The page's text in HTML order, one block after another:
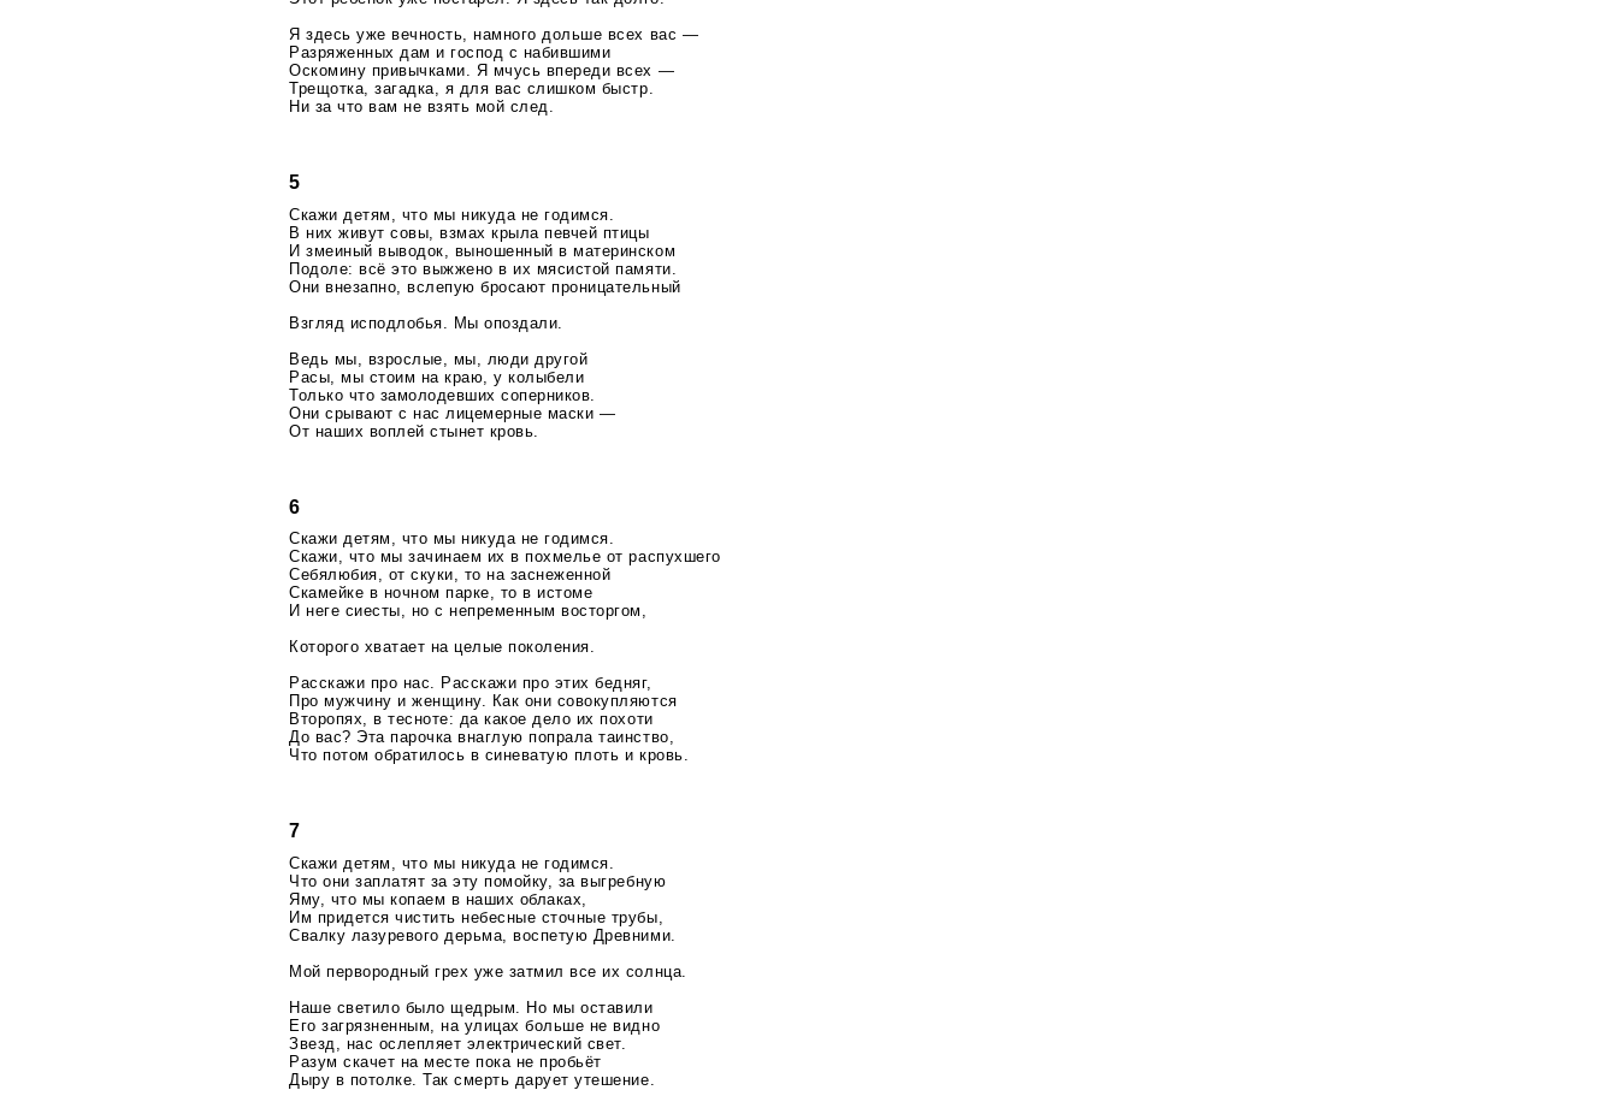
Я здесь уже вечность, намного дольше всех вас —
Разряженных дам и господ с набившими
Оскомину привычками. Я мчусь впереди всех —
Трещотка, загадка, я для вас слишком быстр.
Ни за что вам не взять мой след.
5
Скажи детям, что мы никуда не годимся.
В них живут совы, взмах крыла певчей птицы
И змеиный выводок, выношенный в материнском
Подоле: всё это выжжено в их мясистой памяти.
Они внезапно, вслепую бросают проницательный
Взгляд исподлобья. Мы опоздали.
Ведь мы, взрослые, мы, люди другой
Расы, мы стоим на краю, у колыбели
Только что замолодевших соперников.
Они срывают с нас лицемерные маски —
От наших воплей стынет кровь.
6
Скажи детям, что мы никуда не годимся.
Скажи, что мы зачинаем их в похмелье от распухшего
Себялюбия, от скуки, то на заснеженной
Скамейке в ночном парке, то в истоме
И неге сиесты, но с непременным восторгом,
Которого хватает на целые поколения.
Расскажи про нас. Расскажи про этих бедняг,
Про мужчину и женщину. Как они совокупляются
Второпях, в тесноте: да какое дело их похоти
До вас? Эта парочка внаглую попрала таинство,
Что потом обратилось в синеватую плоть и кровь.
7
Скажи детям, что мы никуда не годимся.
Что они заплатят за эту помойку, за выгребную
Яму, что мы копаем в наших облаках,
Им придется чистить небесные сточные трубы,
Свалку лазуревого дерьма, воспетую Древними.
Мой первородный грех уже затмил все их солнца.
Наше светило было щедрым. Но мы оставили
Его загрязненным, на улицах больше не видно
Звезд, нас ослепляет электрический свет.
Разум скачет на месте пока не пробьёт
Дыру в потолке. Так смерть дарует утешение.